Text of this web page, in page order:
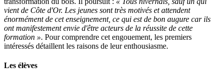
vient de Côte d'Or. Les jeunes sont très motivés et attendent
énormément de cet enseignement, ce qui est de bon augure car ils
ont manifestement envie d'être acteurs de la réussite de cette
formation ». Pour comprendre cet engouement, les premiers
intéressés détaillent les raisons de leur enthousiasme.
Les élèves